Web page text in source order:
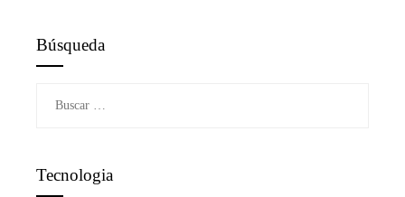
Búsqueda
Tecnologia